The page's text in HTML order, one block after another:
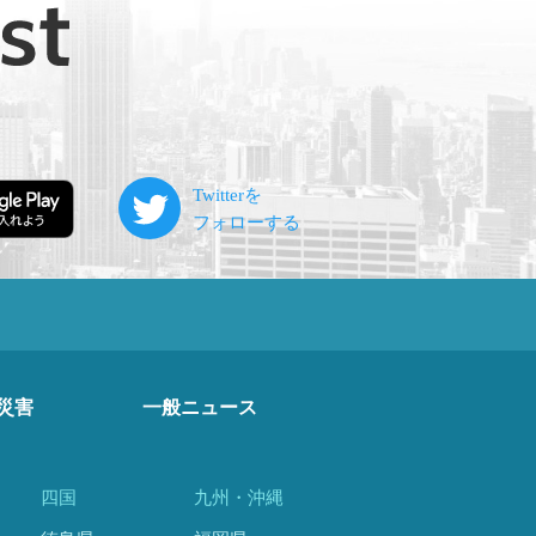
害 一般ニュース
四国 九州・沖縄